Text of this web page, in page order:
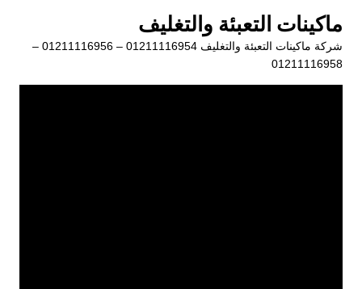
المحتوى
ماكينات التعبئة والتغليف
شركة ماكينات التعبئة والتغليف 01211116954 – 01211116956 –
01211116958